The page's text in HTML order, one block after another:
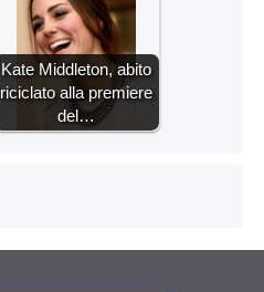
Kate Middleton, abito
riciclato alla premiere
del…